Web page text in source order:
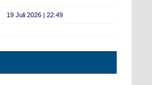
19 Juli 2026 | 22:49